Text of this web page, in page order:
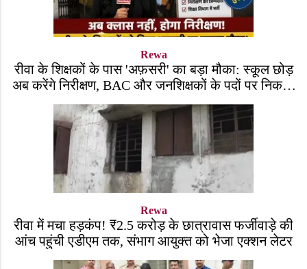
Rewa
रीवा के शिक्षकों के पास 'अफ़सरी' का बड़ा मौका: स्कूल छोड़
अब करेंगे निरीक्षण, BAC और जनशिक्षकों के पदों पर निकली
भर्ती!
Rewa
रीवा में मचा हड़कंप! ₹2.5 करोड़ के छात्रावास फर्जीवाड़े की
आंच पहुंची एडीएम तक, संभाग आयुक्त को भेजा एक्शन लेटर